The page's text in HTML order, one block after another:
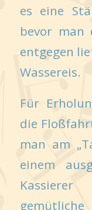
es eine
bevor man
entgegen
Wassereis.
Für
die
man am
einem